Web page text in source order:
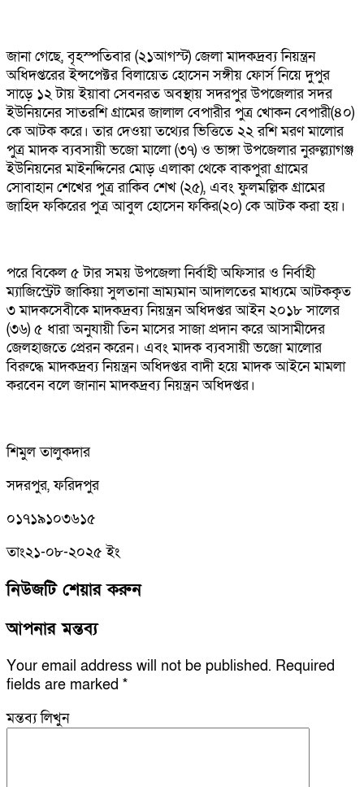
জানা গেছে, বৃহস্পতিবার (২১আগস্ট) জেলা মাদকদ্রব্য নিয়ন্ত্রন
অধিদপ্তরের ইন্সপেক্টর বিলায়েত হোসেন সঙ্গীয় ফোর্স নিয়ে দুপুর
সাড়ে ১২ টায় ইয়াবা সেবনরত অবস্থায় সদরপুর উপজেলার সদর
ইউনিয়নের সাতরশি গ্রামের জালাল বেপারীর পুত্র খোকন বেপারী(৪০)
কে আটক করে। তার দেওয়া তথ্যের ভিত্তিতে ২২ রশি মরণ মালোর
পুত্র মাদক ব্যবসায়ী ভজো মালো (৩৭) ও ভাঙ্গা উপজেলার নুরুল্ল্যাগঞ্জ
ইউনিয়নের মাইনদ্দিনের মোড় এলাকা থেকে বাকপুরা গ্রামের
সোবাহান শেখের পুত্র রাকিব শেখ (২৫), এবং ফুলমল্লিক গ্রামের
জাহিদ ফকিরের পুত্র আবুল হোসেন ফকির(২০) কে আটক করা হয়।
পরে বিকেল ৫ টার সময় উপজেলা নির্বাহী অফিসার ও নির্বাহী
ম্যাজিস্ট্রেট জাকিয়া সুলতানা ভ্রাম্যমান আদালতের মাধ্যমে আটককৃত
৩ মাদকসেবীকে মাদকদ্রব্য নিয়ন্ত্রন অধিদপ্তর আইন ২০১৮ সালের
(৩৬) ৫ ধারা অনুযায়ী তিন মাসের সাজা প্রদান করে আসামীদের
জেলহাজতে প্রেরন করেন। এবং মাদক ব্যবসায়ী ভজো মালোর
বিরুদ্ধে মাদকদ্রব্য নিয়ন্ত্রন অধিদপ্তর বাদী হয়ে মাদক আইনে মামলা
করবেন বলে জানান মাদকদ্রব্য নিয়ন্ত্রন অধিদপ্তর।
শিমুল তালুকদার
সদরপুর, ফরিদপুর
০১৭১৯১০৩৬১৫
তাং২১-০৮-২০২৫ ইং
নিউজটি শেয়ার করুন
আপনার মন্তব্য
Your email address will not be published. Required
fields are marked *
মন্তব্য লিখুন